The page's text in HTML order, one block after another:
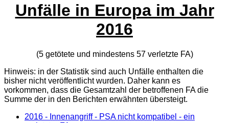
Unfälle in Europa im Jahr
2016
(5 getötete und mindestens 57 verletzte FA)
Hinweis: in der Statistik sind auch Unfälle enthalten die
bisher nicht veröffentlicht wurden. Daher kann es
vorkommen, dass die Gesamtzahl der betroffenen FAdie
Summe der in den Berichten erwähnten übersteigt.
2016 - Innenangriff - PSA nicht kompatibel - ein